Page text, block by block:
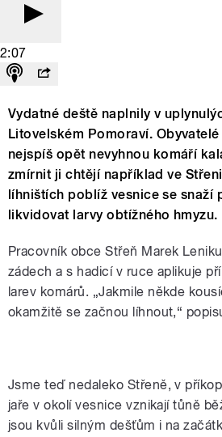
2:07
Vydatné deště naplnily v
Litovelském Pomoraví.
nejspíš opět nevyhnou komáří
zmírnit ji chtějí například ve
líhništích poblíž vesnice se snaží
likvidovat larvy obtížného hmyzu.
Pracovník obce Střeň Marek
zádech a s hadicí v ruce aplikuje
larev komárů. „Jakmile někde
okamžitě se začnou líhnout,“
Jsme teď nedaleko Střeně, v
jaře v okolí vesnice vznikají tůně
jsou kvůli silným dešťům i na